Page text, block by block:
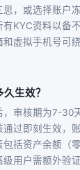
，或选择账户
KYC资料以备
虚拟手机号可
生效？
，审核期为7-30
过即刻生效，
括资产余额（
用户需额外验